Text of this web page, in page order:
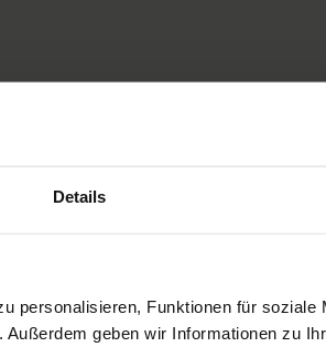
Details
personalisieren, Funktionen für soziale
geben wir Informationen zu
auf mich konzentrieren. Perfekt!
keinerlei Ahnung wie lange man an